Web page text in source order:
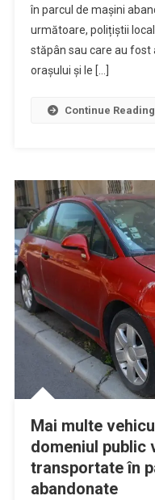
în parcul de mașini
următoare, polițiștii
stăpân sau care au fost
orașului și le […]
Continue Reading
Mai multe
domeniul public
transportate în
abandonate